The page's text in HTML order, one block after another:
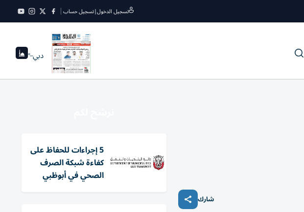
تسجيل الدخول|تسجيل حساب
دبي--°
شارك
5 إجراءات للحفاظ على
كفاءة شبكة الصرف
الصحي في أبوظبي